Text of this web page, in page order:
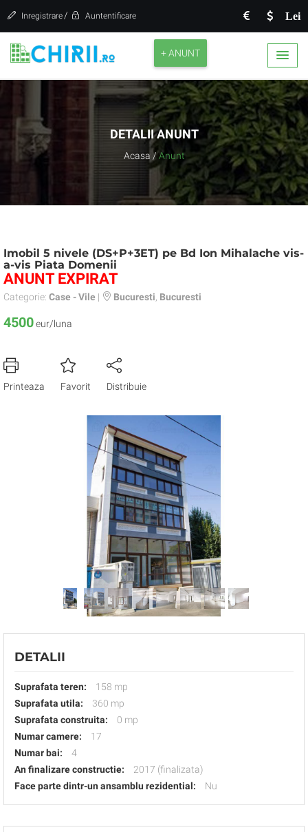
Lei
Inregistrare / Auntentificare
+ ANUNT
DETALII ANUNT
Acasa / Anunt
Imobil 5 nivele (DS+P+3ET) pe Bd Ion Mihalache vis-
a-vis Piata Domenii
ANUNT EXPIRAT
Categorie: Case - Vile | Bucuresti Bucuresti
4500eur/luna
Printeaza Favorit Distribuie
DETALII
Suprafata teren:
158 mp
Suprafata utila:
360 mp
Suprafata construita:
0 mp
Numar camere:
17
Numar bai:
4
An finalizare constructie:
2017 (finalizata)
Face parte dintr-un ansamblu rezidential:
Nu